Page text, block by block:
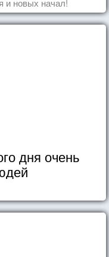
и новых начал!
дня очень